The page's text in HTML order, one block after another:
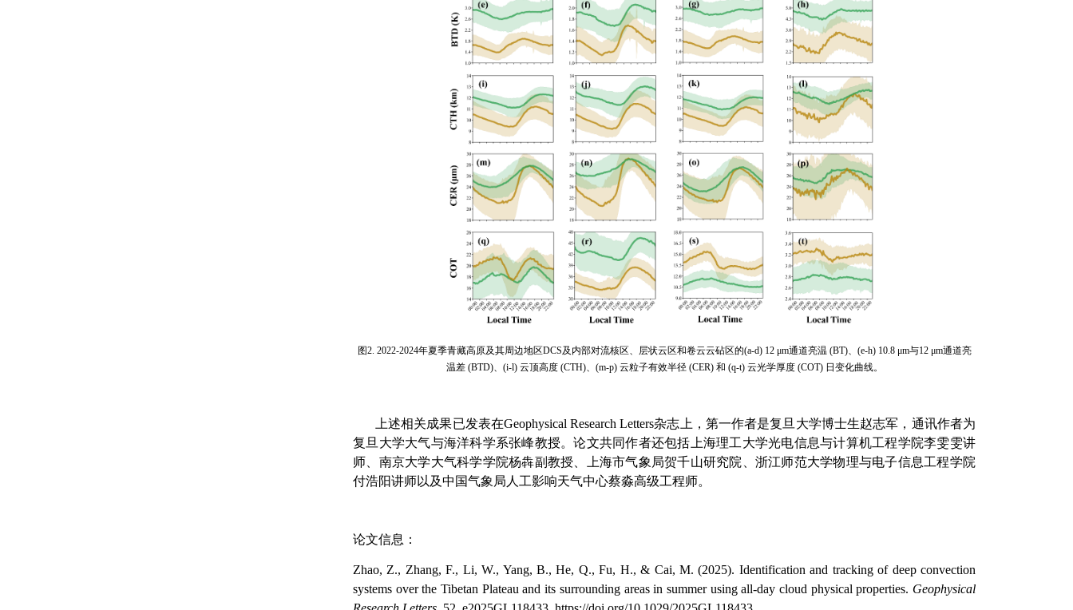
图2. 2022-2024年夏季青藏高原及其周边地区DCS及内部对流核区、层状云区和卷云云砧区的(a-d) 12 μm通道亮温 (BT)、 (e-h) 10.8 μm与12 μm通道亮
温差 (BTD)、 (i-l) 云顶高度 (CTH)、 (m-p) 云粒子有效半径 (CER) 和 (q-t) 云光学厚度 (COT) 日变化曲线。
上述相关成果已发表在Geophysical Research Letters杂志上，第一作者是复旦大学博士生赵志军，通讯作者为
复旦大学大气与海洋科学系张峰教授。论文共同作者还包括上海理工大学光电信息与计算机工程学院李雯雯讲
师、南京大学大气科学学院杨犇副教授、上海市气象局贺千山研究院、浙江师范大学物理与电子信息工程学院
付浩阳讲师以及中国气象局人工影响天气中心蔡淼高级工程师。
论文信息：
Zhao, Z., Zhang, F., Li, W., Yang, B., He, Q., Fu, H., & Cai, M. (2025). Identification and tracking of deep convection
systems over the Tibetan Plateau and its surrounding areas in summer using all‐day cloud physical properties. Geophysical